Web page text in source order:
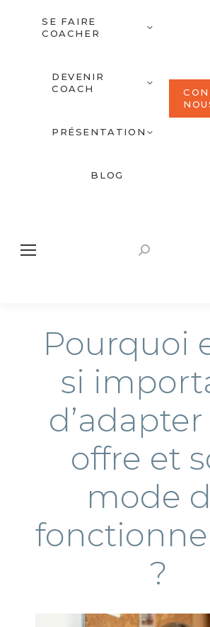
SE FAIRE
COACHER
DEVENIR
COACH
PRÉSENTATION
BLOG
Recherche
Pourquoi
si
offre et
mode
?